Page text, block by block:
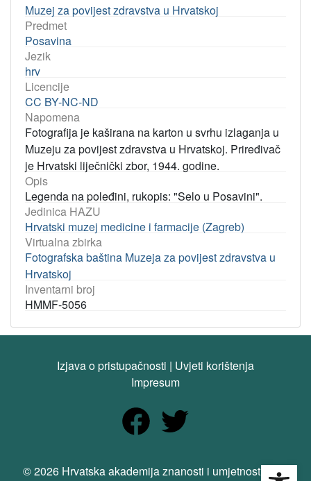
Muzej za povijest zdravstva u Hrvatskoj
Predmet
Posavina
Jezik
hrv
Licencije
CC BY-NC-ND
Napomena
Fotografija je kaširana na karton u svrhu izlaganja u
Muzeju za povijest zdravstva u Hrvatskoj. Priređivač
je Hrvatski liječnički zbor, 1944. godine.
Opis
Legenda na poleđini, rukopis: "Selo u Posavini".
Jedinica HAZU
Hrvatski muzej medicine i farmacije (Zagreb)
Virtualna zbirka
Fotografska baština Muzeja za povijest zdravstva u
Hrvatskoj
Inventarni broj
HMMF-5056
Izjava o pristupačnosti | Uvjeti korištenja
Impresum
© 2026 Hrvatska akademija znanosti i umjetnosti. Sva